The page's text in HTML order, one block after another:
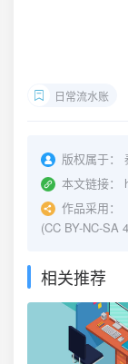
日常流水账
版权属于：
本文链接：
作品采用：
(CC BY-NC-SA
相关推荐